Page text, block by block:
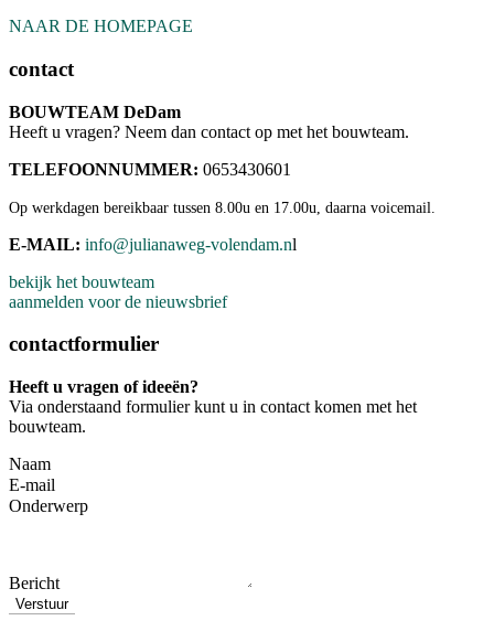
NAAR DE HOMEPAGE
contact
BOUWTEAM DeDam
Heeft u vragen? Neem dan contact op met het bouwteam.
TELEFOONNUMMER: 0653430601
Op werkdagen bereikbaar tussen 8.00u en 17.00u, daarna voicemail.
E-MAIL: info@julianaweg-volendam.nl
bekijk het bouwteam
aanmelden voor de nieuwsbrief
contactformulier
Heeft u vragen of ideeën?
Via onderstaand formulier kunt u in contact komen met het
bouwteam.
Naam
E-mail
Onderwerp
Bericht
Verstuur